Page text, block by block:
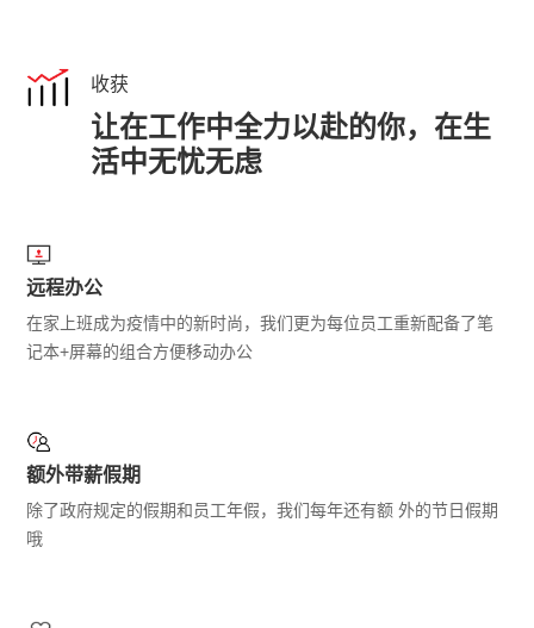
收获
让在⼯作中全⼒以赴的你，在⽣
活中⽆忧⽆虑
远程办公
在家上班成为疫情中的新时尚，我们更为每位员⼯重新配备了笔
记本+屏幕的组合⽅便移动办公
额外带薪假期
除了政府规定的假期和员⼯年假，我们每年还有额 外的节⽇假期
哦